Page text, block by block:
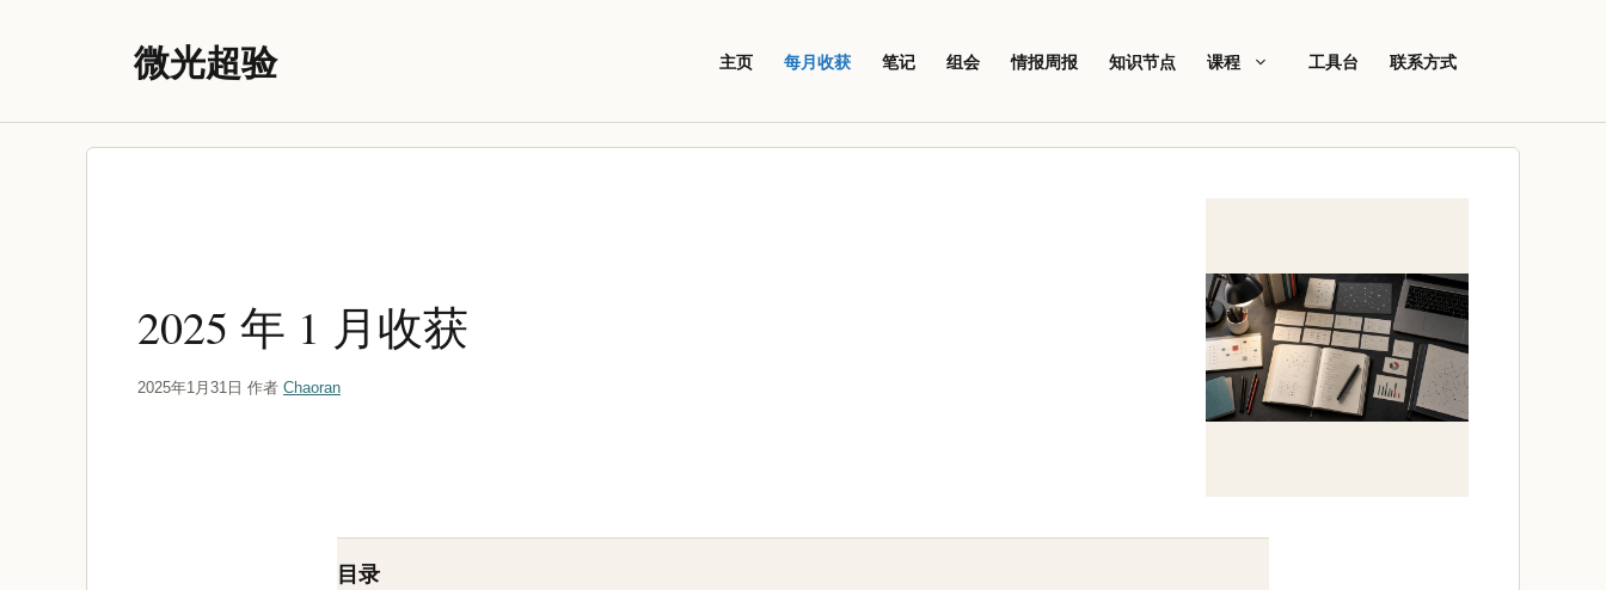
微光超验 主页 每月收获 笔记 组会 情报周报 知识节点 课程 工具台 联系方式
2025 年 1 月收获
2025年1月31日 作者 Chaoran
目录